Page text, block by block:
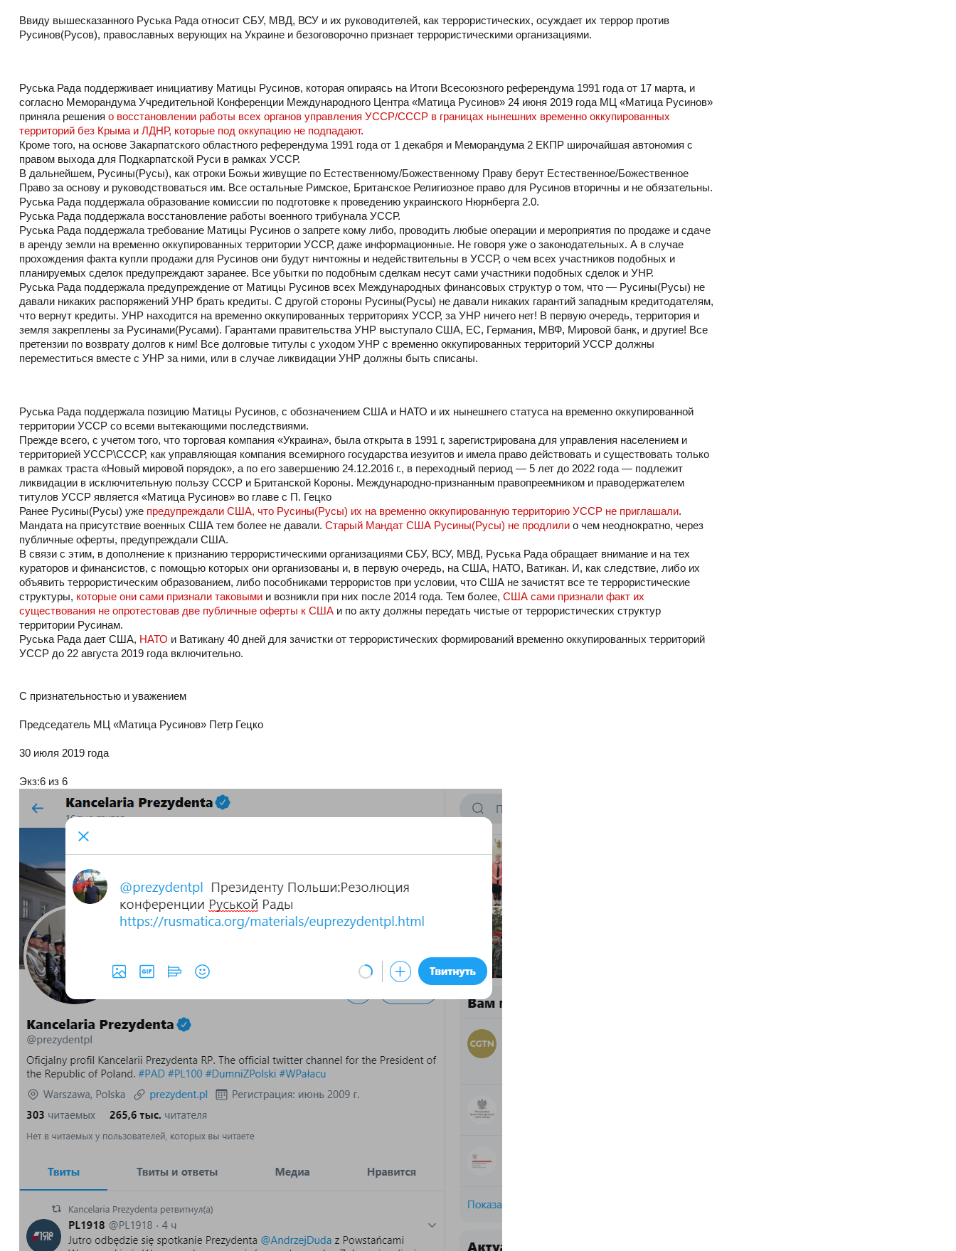
Ввиду вышесказанного Руська Рада относит СБУ, МВД, ВСУ и их руководителей, как террористических, осуждает их террор против
Русинов(Русов), православных верующих на Украине и безоговорочно признает террористическими организациями.
Руська Рада поддерживает инициативу Матицы Русинов, которая опираясь на Итоги Всесоюзного референдума 1991 года от 17 марта, и
согласно Меморандума Учредительной Конференции Международного Центра «Матица Русинов» 24 июня 2019 года МЦ «Матица Русинов»
приняла решения о восстановлении работы всех органов управления УССР/СССР в границах нынешних временно оккупированных
территорий без Крыма и ЛДНР, которые под оккупацию не подпадают.
Кроме того, на основе Закарпатского областного референдума 1991 года от 1 декабря и Меморандума 2 ЕКПР широчайшая автономия с
правом выхода для Подкарпатской Руси в рамках УССР.
В дальнейшем, Русины(Русы), как отроки Божьи живущие по Естественному/Божественному Праву берут Естественное/Божественное
Право за основу и руководствоваться им. Все остальные Римское, Британское Религиозное право для Русинов вторичны и не обязательны.
Руська Рада поддержала образование комиссии по подготовке к проведению украинского Нюрнберга 2.0.
Руська Рада поддержала восстановление работы военного трибунала УССР.
Руська Рада поддержала требование Матицы Русинов о запрете кому либо, проводить любые операции и мероприятия по продаже и сдаче
в аренду земли на временно оккупированных территории УССР, даже информационные. Не говоря уже о законодательных. А в случае
прохождения факта купли продажи для Русинов они будут ничтожны и недействительны в УССР, о чем всех участников подобных и
планируемых сделок предупреждают заранее. Все убытки по подобным сделкам несут сами участники подобных сделок и УНР.
Руська Рада поддержала предупреждение от Матицы Русинов всех Международных финансовых структур о том, что — Русины(Русы) не
давали никаких распоряжений УНР брать кредиты. С другой стороны Русины(Русы) не давали никаких гарантий западным кредитодателям,
что вернут кредиты. УНР находится на временно оккупированных территориях УССР, за УНР ничего нет! В первую очередь, территория и
земля закреплены за Русинами(Русами). Гарантами правительства УНР выступало США, ЕС, Германия, МВФ, Мировой банк, и другие! Все
претензии по возврату долгов к ним! Все долговые титулы с уходом УНР с временно оккупированных территорий УССР должны
переместиться вместе с УНР за ними, или в случае ликвидации УНР должны быть списаны.
Руська Рада поддержала позицию Матицы Русинов, с обозначением США и НАТО и их нынешнего статуса на временно оккупированной
территории УССР со всеми вытекающими последствиями.
Прежде всего, с учетом того, что торговая компания «Украина», была открыта в 1991 г, зарегистрирована для управления населением и
территорией УССР\СССР, как управляющая компания всемирного государства иезуитов и имела право действовать и существовать только
в рамках траста «Новый мировой порядок», а по его завершению 24.12.2016 г., в переходный период — 5 лет до 2022 года — подлежит
ликвидации в исключительную пользу СССР и Британской Короны. Международно-признанным правопреемником и праводержателем
титулов УССР является «Матица Русинов» во главе с П. Гецко
Ранее Русины(Русы) уже предупреждали США, что Русины(Русы) их на временно оккупированную территорию УССР не приглашали.
Мандата на присутствие военных США тем более не давали. Старый Мандат США Русины(Русы) не продлилио чем неоднократно, через
публичные оферты, предупреждали США.
В связи с этим, в дополнение к признанию террористическими организациями СБУ, ВСУ, МВД, Руська Рада обращает внимание и на тех
кураторов и финансистов, с помощью которых они организованы и, в первую очередь, на США, НАТО, Ватикан. И, как следствие, либо их
объявить террористическим образованием, либо пособниками террористов при условии, что США не зачистят все те террористические
структуры, которые они сами признали таковымии возникли при них после 2014 года. Тем более, США сами признали факт их
существования не опротестовав две публичные оферты к СШАи по акту должны передать чистые от террористических структур
территории Русинам.
Руська Рада дает США, НАТО и Ватикану 40 дней для зачистки от террористических формирований временно оккупированных территорий
УССР до 22 августа 2019 года включительно.
С признательностью и уважением
Председатель МЦ «Матица Русинов» Петр Гецко
30 июля 2019 года
Экз:6 из 6